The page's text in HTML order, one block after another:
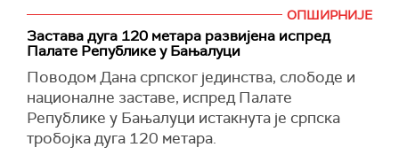
"Историја је показала да свако ко у
иностранству тражи савезника за
интервенисање у унутрашња питања не жели
Србији добро", поручио је премијер Ђуро
Мацут и додао да је Србија стара, народна,
демократска држава, која ће своје послове
завршавати сама демократски и
ОПШИРНИЈЕ
Застава дуга 120 метара развијена испред
Палате Републике у Бањалуци
Поводом Дана српског јединства, слободе и
националне заставе, испред Палате
Републике у Бањалуци истакнута је српска
тробојка дуга 120 метара.